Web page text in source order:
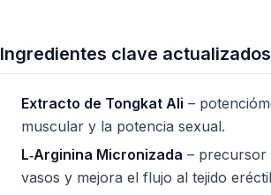
Ingredientes clave actualizados
Extracto de Tongkat Ali –
muscular y la potencia sexual.
L‑Arginina Micronizada – precursor
vasos y mejora el flujo al tejido